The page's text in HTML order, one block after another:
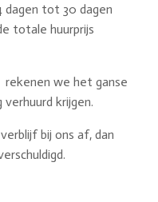
dagen tot 30 dagen
totale huurprijs
rekenen we het ganse
krijgen.
bij ons af, dan